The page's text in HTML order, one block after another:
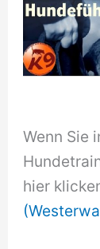
Wenn Sie
hier